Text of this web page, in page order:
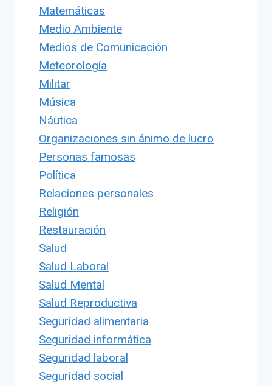
Matemáticas
Medio Ambiente
Medios de Comunicación
Meteorología
Militar
Música
Náutica
Organizaciones sin ánimo de lucro
Personas famosas
Política
Relaciones personales
Religión
Restauración
Salud
Salud Laboral
Salud Mental
Salud Reproductiva
Seguridad alimentaria
Seguridad informática
Seguridad laboral
Seguridad social